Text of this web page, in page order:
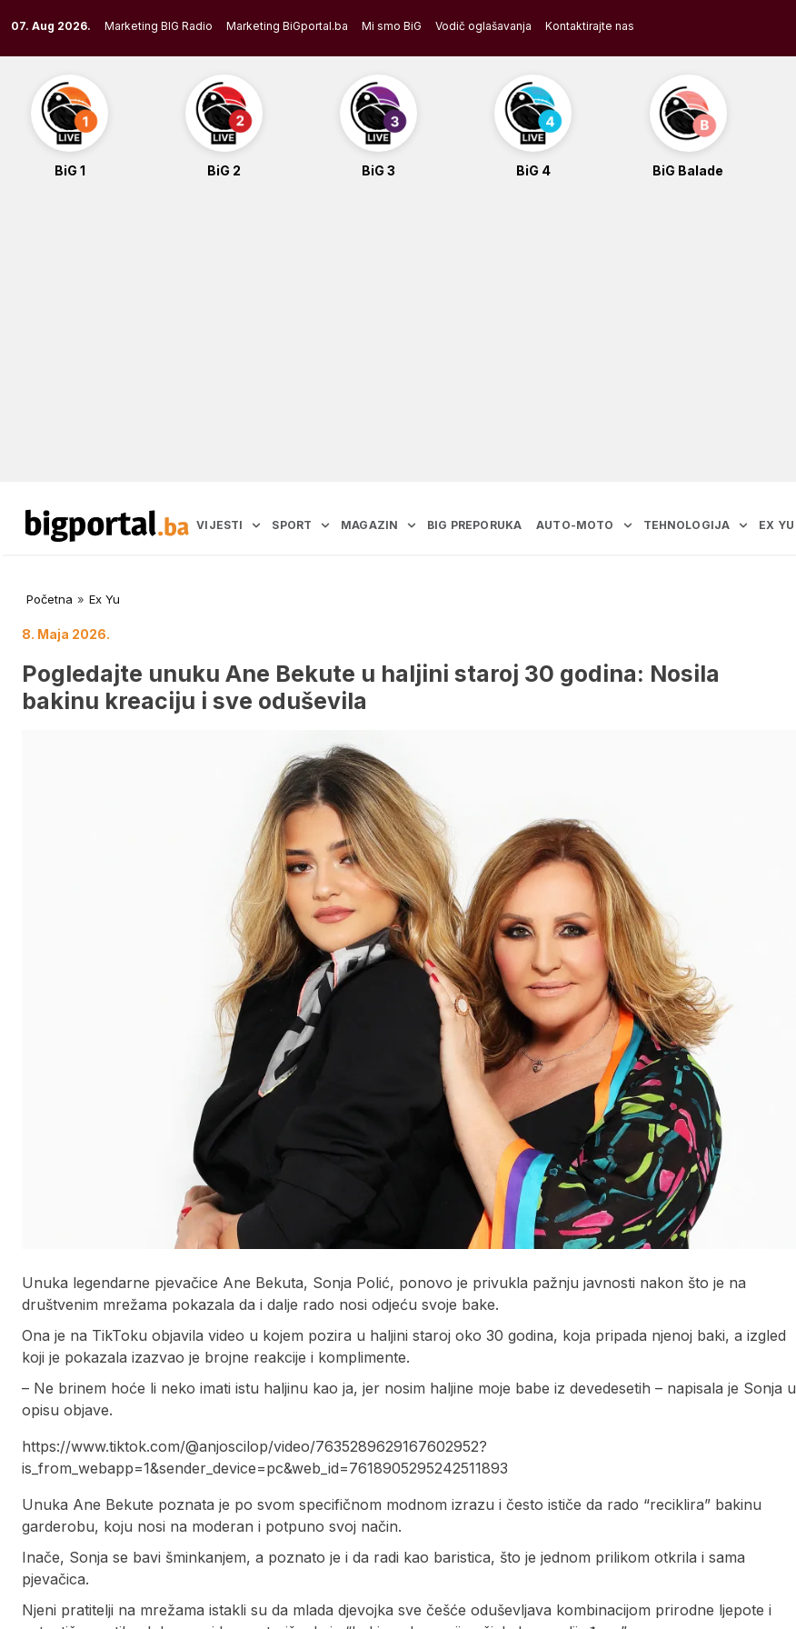
to
content
07. Aug 2026. Marketing BIG Radio Marketing BiGportal.ba Mi smo BiG Vodič oglašavanja Kontaktirajte nas
BiG 1 BiG 2 BiG 3 BiG 4 BiG Balade
VIJESTI SPORT MAGAZIN BIG PREPORUKA AUTO-MOTO TEHNOLOGIJA EX YU
Početna » Ex Yu
8. Maja 2026.
Pogledajte unuku Ane Bekute u haljini staroj 30 godina: Nosila
bakinu kreaciju i sve oduševila
Unuka legendarne pjevačice Ane Bekuta, Sonja Polić, ponovo je privukla pažnju javnosti nakon što je na
društvenim mrežama pokazala da i dalje rado nosi odjeću svoje bake.
Ona je na TikToku objavila video u kojem pozira u haljini staroj oko 30 godina, koja pripada njenoj baki, a izgled
koji je pokazala izazvao je brojne reakcije i komplimente.
– Ne brinem hoće li neko imati istu haljinu kao ja, jer nosim haljine moje babe iz devedesetih – napisala je Sonja u
opisu objave.
https://www.tiktok.com/@anjoscilop/video/7635289629167602952?
is_from_webapp=1&sender_device=pc&web_id=7618905295242511893
Unuka Ane Bekute poznata je po svom specifičnom modnom izrazu i često ističe da rado “reciklira” bakinu
garderobu, koju nosi na moderan i potpuno svoj način.
Inače, Sonja se bavi šminkanjem, a poznato je i da radi kao baristica, što je jednom prilikom otkrila i sama
pjevačica.
Njeni pratitelji na mrežama istakli su da mlada djevojka sve češće oduševljava kombinacijom prirodne ljepote i